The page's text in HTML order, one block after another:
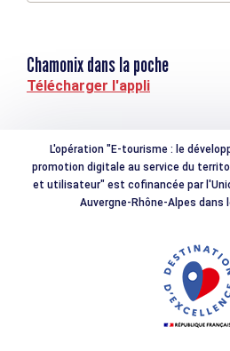
Chamonix dans la poche
Télécharger l'appli
L'opération "E-tourisme : le
promotion digitale au service du
et utilisateur" est cofinancée par
Auvergne-Rhône-Alpes dans